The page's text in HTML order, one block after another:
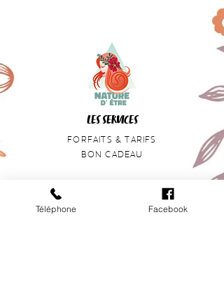
LES SERVICES
FORFAITS & TARIFS
BON CADEAU
LUNDI DE 9H À 17H
Téléphone Facebook